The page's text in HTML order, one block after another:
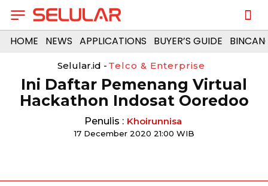
HOME NEWS APPLICATIONS BUYER’S GUIDE
Selular.id - Telco & Enterprise
Ini Daftar Pemenang Virtual
Hackathon Indosat Ooredoo
Penulis : Khoirunnisa
17 December 2020 21:00 WIB